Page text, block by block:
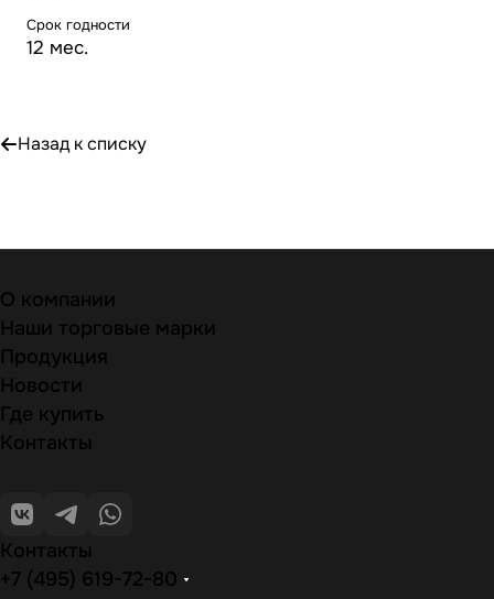
Срок годности
12 мес.
Назад к списку
О компании
Наши торговые марки
Продукция
Новости
Где купить
Контакты
Контакты
+7 (495) 619-72-80